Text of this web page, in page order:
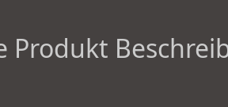
Produkt